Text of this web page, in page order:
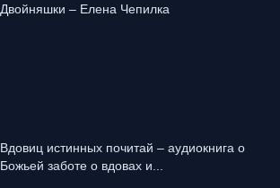
Двойняшки – Елена Чепилка
Вдовиц истинных почитай – аудиокнига о
Божьей заботе о вдовах и...